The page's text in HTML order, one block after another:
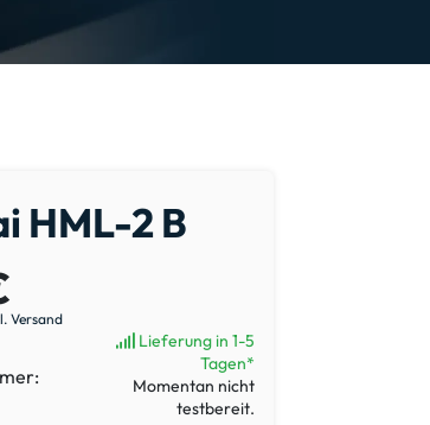
HML-2 B
Versand
Lieferung in 1-5
Tagen*
Momentan nicht
testbereit.